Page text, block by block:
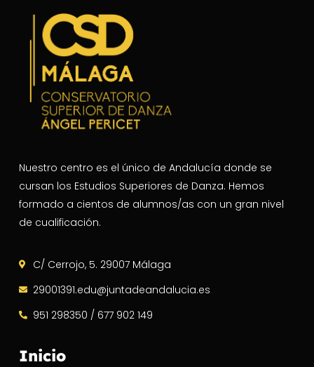
Nuestro centro es el único de Andalucía donde se
cursan los Estudios Superiores de Danza. Hemos
formado a cientos de alumnos/as con un gran nivel
de cualificación.
C/ Cerrojo, 5. 29007 Málaga
29001391.edu@juntadeandalucia.es
951 298350 / 677 902 149
Inicio